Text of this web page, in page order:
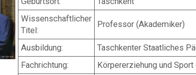
Wissenschaftlicher
Titel:
Professor (Akademiker)
Ausbildung:
Taschkenter Staatliches
Fachrichtung:
Körpererziehung und Sport